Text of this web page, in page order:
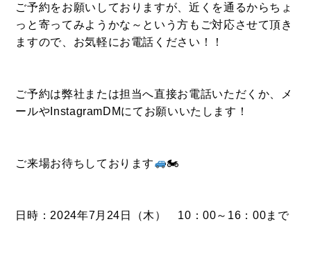
CONTACT お問い合わせ
ご予約をお願いしておりますが、近くを通るからちょ
っと寄ってみようかな～という方もご対応させて頂き
ますので、お気軽にお電話ください！！
ご予約は弊社または担当へ直接お電話いただくか、メ
ールやInstagramDMにてお願いいたします！
ご来場お待ちしております 🏍
日時：2024年7月24日（木） 10：00～16：00まで